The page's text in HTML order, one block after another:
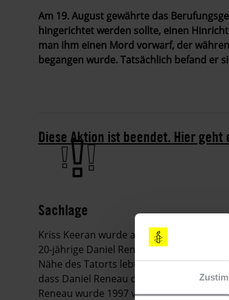
Am 19. August gewährte das
hingerichtet werden sollte, einen
man ihm einen Mord vorwarf, der
begangen wurde. Tatsächlich befand er
Diese Aktion ist beendet. Hier
Sachlage
Kriss Keeran wurde am 2. Januar 1996 in
20-jährige Daniel Reneau und der 21-
Nähe des Tatorts lebten, wurden im
dass Daniel Reneau den Mord begangen
Reneau wurde 1997 vor Gericht gestellt